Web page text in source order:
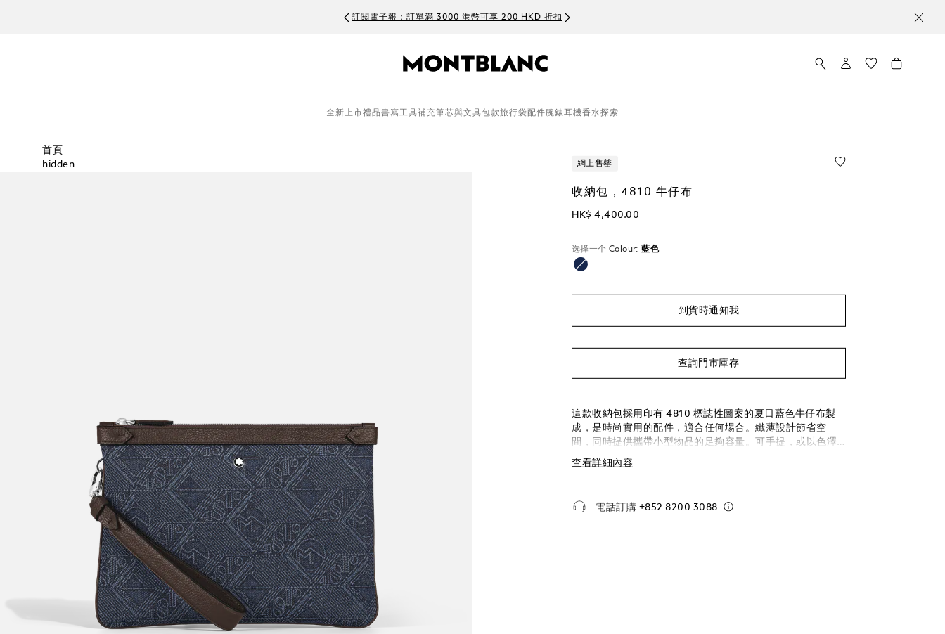
訂閱電子報：訂單滿 3000 港幣可享 200 HKD 折扣
全新上市禮品書寫工具補充筆芯與文具包款旅行袋配件 腕錶耳機香水探索
首頁
hidden
網上售罄
收納包，4810 牛仔布
HK$ 4,400.00
选择一个 Colour: 藍色
已選擇
到貨時通知我
查詢門市庫存
這款收納包採用印有 4810 標誌性圖案的夏日藍色牛仔布製
成，是時尚實用的配件，適合任何場合。纖薄設計節省空
間，同時提供攜帶小型物品的足夠容量。可手提，或以色澤
對比鮮明的可拆式黑檀木色粒面皮革手挽掛腕。
查看詳細內容
電話訂購 +852 8200 3088